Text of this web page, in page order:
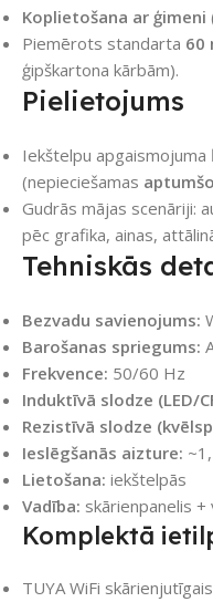
Koplietošana ar ģimeni
Piemērots standarta 60
ģipškartona kārbām).
Pielietojums
Iekštelpu
(nepieciešamas
Gudrās mājas scenāriji:
pēc grafika, ainas,
Tehniskās
Bezvadu savienojums:
Barošanas spriegums:
Frekvence: 50/60 Hz
Induktīvā slodze (LED/
Rezistīvā slodze
Ieslēgšanās aizture:
Lietošana: iekštelpās
Vadība: skārienpanelis
Komplektā
TUYA WiFi